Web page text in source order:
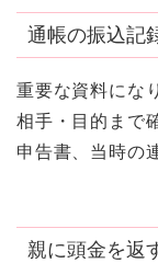
通帳の振込記
重要な資料にな
相手・目的まで
申告書、当時の
親に頭金を返